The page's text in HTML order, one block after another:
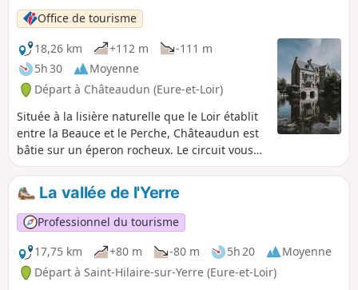
Office de tourisme
18,26 km
+112 m
-111 m
5h 30
Moyenne
Départ à Châteaudun (Eure-et-Loir)
Située à la lisière naturelle que le Loir établit
entre la Beauce et le Perche, Châteaudun est
bâtie sur un éperon rocheux. Le circuit vous
entraîne sur l'Île Chemars le long du Loir
avant de partir vers le Bois de Saint-Martin du
côté de Saint-Denis-les-Ponts.
La vallée de l'Yerre
Professionnel du tourisme
17,75 km
+80 m -80 m 5h 20
Moyenne
Départ à Saint-Hilaire-sur-Yerre (Eure-et-Loir)